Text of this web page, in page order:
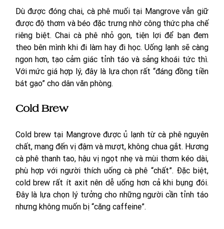
Dù được đóng chai, cà phê muối tại Mangrove vẫn giữ
được độ thơm và béo đặc trưng nhờ công thức pha chế
riêng biệt. Chai cà phê nhỏ gọn, tiện lợi để bạn đem
theo bên mình khi đi làm hay đi học. Uống lạnh sẽ càng
ngon hơn, tạo cảm giác tỉnh táo và sảng khoái tức thì.
Với mức giá hợp lý, đây là lựa chọn rất “đáng đồng tiền
bát gạo” cho dân văn phòng.
Cold Brew
Cold brew tại Mangrove được ủ lạnh từ cà phê nguyên
chất, mang đến vị đậm và mượt, không chua gắt. Hương
cà phê thanh tao, hậu vị ngọt nhẹ và mùi thơm kéo dài,
phù hợp với người thích uống cà phê “chất”. Đặc biệt,
cold brew rất ít axit nên dễ uống hơn cả khi bụng đói.
Đây là lựa chọn lý tưởng cho những người cần tỉnh táo
nhưng không muốn bị “căng caffeine”.